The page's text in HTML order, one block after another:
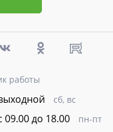
работы
сб, вс
09.00 до 18.00 пн-пт